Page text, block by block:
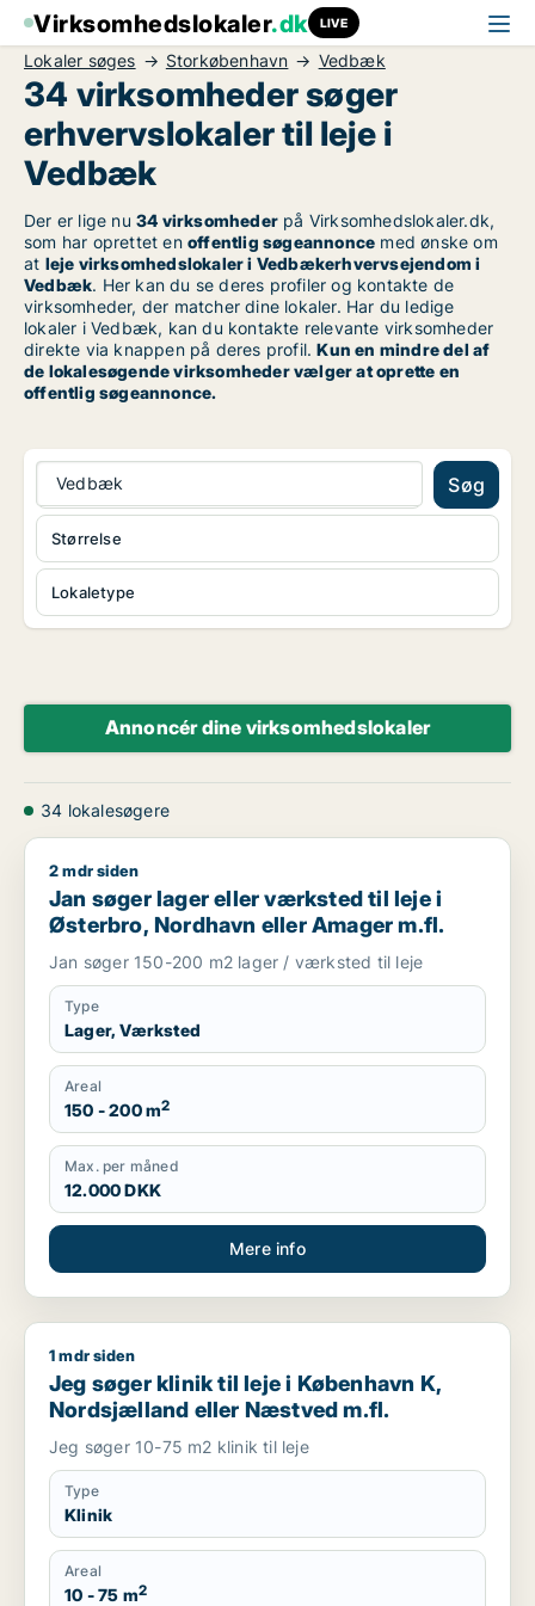
Virksomhedslokaler.dk LIVE
Lokaler søges Storkøbenhavn Vedbæk
34 virksomheder søger
erhvervslokaler til leje i
Vedbæk
Der er lige nu 34 virksomheder på Virksomhedslokaler.dk,
som har oprettet en offentlig søgeannonce med ønske om
at leje virksomhedslokaler i Vedbækerhvervsejendom i
Vedbæk. Her kan du se deres profiler og kontakte de
virksomheder, der matcher dine lokaler. Har du ledige
lokaler i Vedbæk, kan du kontakte relevante virksomheder
direkte via knappen på deres profil.Kun en mindre del af
de lokalesøgende virksomheder vælger at oprette en
offentlig søgeannonce.
Vedbæk Søg
Lokaletype
Størrelse
Annoncér dine virksomhedslokaler
34 lokalesøgere
Jan søger lager eller værksted til leje i Østerbro, Nordhavn
2 mdr siden
Jan søger lager eller værksted til leje i
Østerbro, Nordhavn eller Amager m.fl.
Jan søger 150-200 m2 lager / værksted til leje
Type
Lager, Værksted
Areal
150 - 200 m2
Max. per måned
12.000 DKK
Mere info
Jeg søger klinik til leje i København K, Nordsjælland eller
1 mdr siden
Jeg søger klinik til leje i København K,
Nordsjælland eller Næstved m.fl.
Jeg søger 10-75 m2 klinik til leje
Type
Klinik
Areal
10 - 75 m2